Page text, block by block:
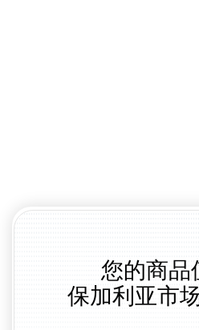
您的商品
保加利亚市